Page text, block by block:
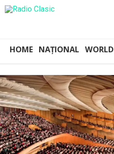
HOME NAȚIONAL WORLD